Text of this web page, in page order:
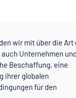
wir mit überdie Art
Unternehmen und
Beschaffung, eine
ihrer globalen
für den